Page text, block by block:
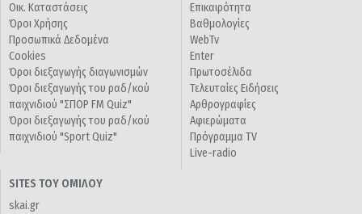
Οικ. Καταστάσεις
Όροι Χρήσης
Προσωπικά Δεδομένα
Cookies
Όροι διεξαγωγής διαγωνισμών
Όροι διεξαγωγής του ραδ/κού
παιχνιδιού "ΣΠΟΡ FM Quiz"
Όροι διεξαγωγής του ραδ/κού
παιχνιδιού "Sport Quiz"
Επικαιρότητα
Βαθμολογίες
WebTv
Enter
Πρωτοσέλιδα
Τελευταίες Ειδήσεις
Αρθρογραφίες
Αφιερώματα
Πρόγραμμα TV
Live-radio
SITES ΤΟΥ ΟΜΙΛΟΥ
skai.gr